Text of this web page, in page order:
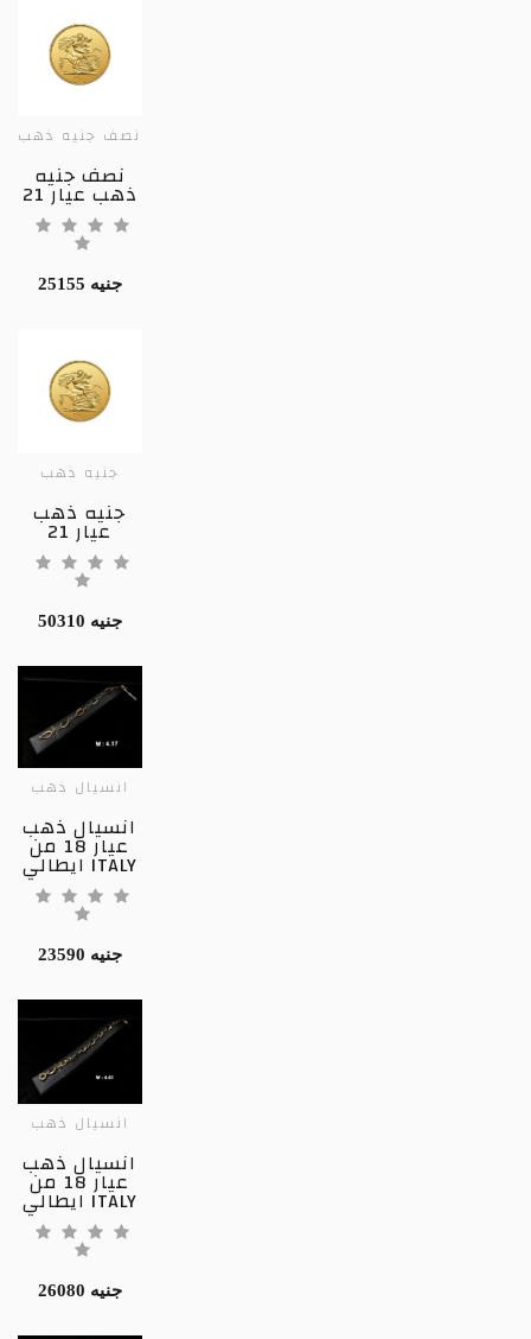
نصف جنيه ذهب
نصف جنيه
ذهب عيار 21
25155 جنيه
جنيه ذهب
جنيه ذهب
عيار 21
50310 جنيه
انسيال ذهب
انسيال ذهب
عيار 18 من
ايطالي ITALY
23590 جنيه
انسيال ذهب
انسيال ذهب
عيار 18 من
ايطالي ITALY
26080 جنيه